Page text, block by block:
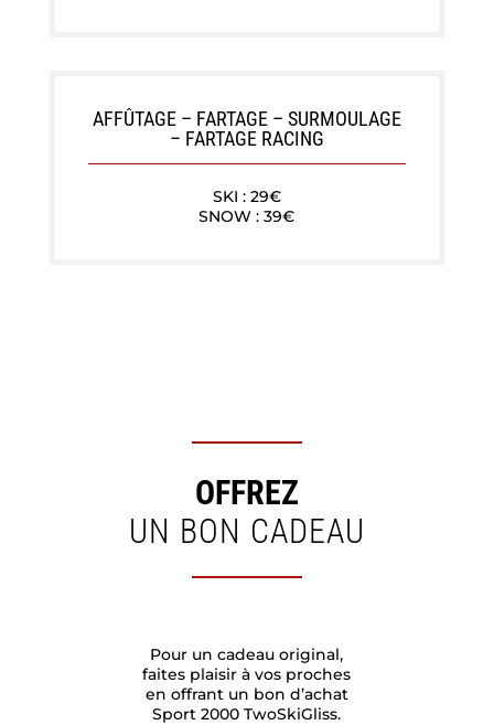
AFFÛTAGE – FARTAGE – SURMOULAGE
– FARTAGE RACING
SKI : 29€
SNOW : 39€
OFFREZ
UN BON CADEAU
Pour un cadeau original,
faites plaisir à vos proches
en offrant un bon d’achat
Sport 2000 TwoSkiGliss.